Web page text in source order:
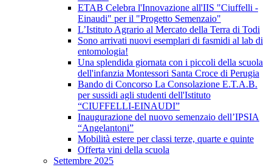
ETAB Celebra l'Innovazione all'IIS "Ciuffelli -
Einaudi" per il "Progetto Semenzaio"
L’Istituto Agrario al Mercato della Terra di Todi
Sono arrivati nuovi esemplari di fasmidi al lab di
entomologia!
Una splendida giornata con i piccoli della scuola
dell'infanzia Montessori Santa Croce di Perugia
Bando di Concorso La Consolazione E.T.A.B.
per sussidi agli studenti dell'Istituto
“CIUFFELLI-EINAUDI”
Inaugurazione del nuovo semenzaio dell’IPSIA
“Angelantoni”
Mobilità estere per classi terze, quarte e quinte
Offerta vini della scuola
Settembre 2025